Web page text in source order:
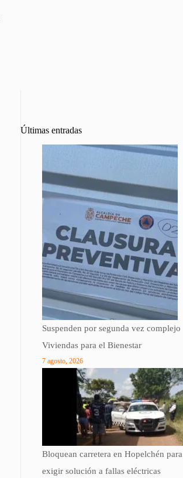
Últimas entradas
Suspenden por segunda vez complejo
Viviendas para el Bienestar
7 agosto, 2026
Bloquean carretera en Hopelchén para
exigir solución a fallas eléctricas